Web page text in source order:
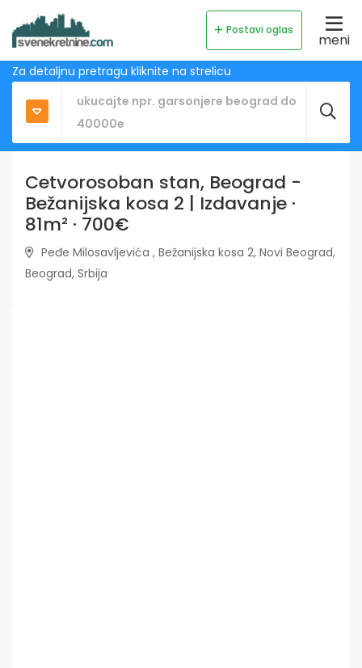
Postavi oglas
meni
Za detaljnu pretragu kliknite na strelicu
Cetvorosoban stan, Beograd -
Bežanijska kosa 2 | Izdavanje ·
81m² · 700€
Peđe Milosavljevića , Bežanijska kosa 2, Novi Beograd,
Beograd, Srbija